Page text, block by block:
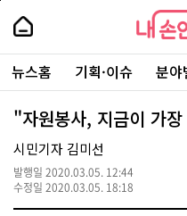
본
로
가
내
손
안
에
서
울
-
서
울
시
대
표
소
내
손
에
울
주
요
서
뉴스홈 기획·이슈 분야
"자원봉사, 지금이 가
시민기자 김미선
발행일 2020.03.05. 12:44
수정일 2020.03.05. 18:18
페
상
단
로